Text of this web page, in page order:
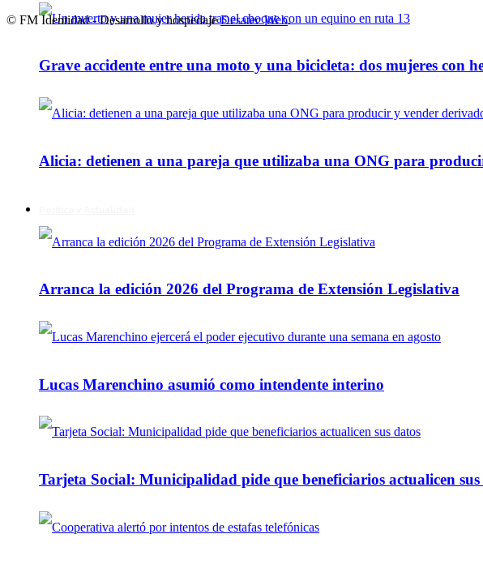
Grave accidente entre una moto y una bicicleta: dos mujeres con
Alicia: detienen a una pareja que utilizaba una ONG para
Arranca la edición 2026 del Programa de Extensión Legislativa
Lucas Marenchino asumió como intendente interino
Tarjeta Social: Municipalidad pide que beneficiarios actualicen sus
© FM Identidad - Desarrollo y hospedajeDesatec Web.